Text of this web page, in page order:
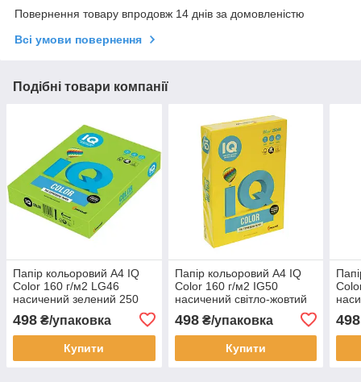
Повернення товару впродовж 14 днів за домовленістю
Всі умови повернення
Подібні товари компанії
Папір кольоровий А4 IQ
Color 160 г/м2 LG46
насичений зелений 250
498 ₴/упаковка
Купити
Папір кольоровий А4 IQ
Color 160 г/м2 IG50
насичений cвітло-жовтий
498₴/упаковка
Купити
498